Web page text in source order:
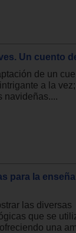
Un cuento
de un
a la
navideñas....
para la
las diversas
que se
una